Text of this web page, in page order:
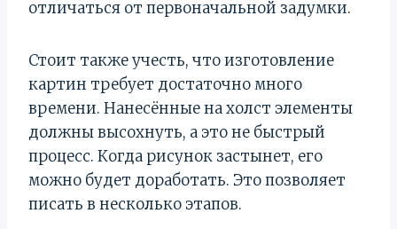
отличаться от первоначальной задумки.
Стоит также учесть, что изготовление
картин требует достаточно много
времени. Нанесённые на холст элементы
должны высохнуть, а это не быстрый
процесс. Когда рисунок застынет, его
можно будет доработать. Это позволяет
писать в несколько этапов.